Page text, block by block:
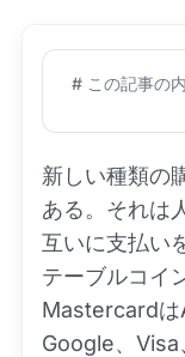
# この記事の
新しい種類の
ある。それは
互いに支払い
テーブルコイ
Mastercardは
Google、